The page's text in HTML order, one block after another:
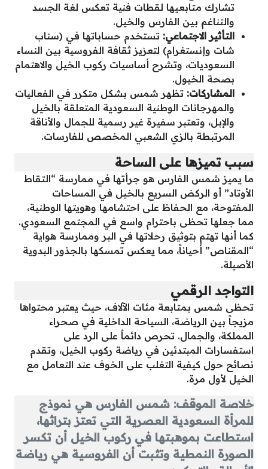
تشارك متابعيها لقطات فنية تعكس لغة الجسد
والتناغم بين الفارس والخيل.
التأثير الاجتماعي: تستخدم حساباتها في (سناب
شات وإنستغرام) لتعزيز ثقافة الفروسية بين النساء
السعوديات، وتشرح أساسيات ركوب الخيل والاهتمام
بصحة الخيول.
المشاركات: تظهر شمس بشكل متكرر في الفعاليات
والمهرجانات الوطنية السعودية المتعلقة بالخيل
والإبل، وتعتبر سفيرة غير رسمية للجمال والأناقة
المرتبطة بالزي الشعبي المخصص للفارسات.
سبب تميزها على الساحة
ما يميز شمس الفارس هو جرأتها في ممارسة “التقاط
الأوتاد” أو الركض السريع بالخيل في المساحات
المفتوحة، مع الحفاظ على احتشامها وهويتها الوطنية،
مما جعلها تحظى باحترام واسع في المجتمع السعودي.
كما أنها تهتم بتوثيق رحلاتها في البر وممارسة هواية
“المقناص” أحياناً، مما يعكس تمسكها بالجذور البدوية
الأصيلة.
التواجد الرقمي
تحظى شمس بمتابعة مئات الآلاف، حيث يعتبر محتواها
مزيجاً بين الرياضة، السياحة الداخلية في صحراء
المملكة، والجمال. تحرص دائماً على الرد على
استفسارات المبتدئين في رياضة ركوب الخيل، وتقدم
نصائح حول كيفية التغلب على الخوف عند التعامل مع
الخيل لأول مرة.
خلاصة الموقف: شمس الفارس هي نموذج
للمرأة السعودية العصرية التي تعتز بتراثها،
استطاعت بموهبتها في ركوب الخيل أن تكسر
الصورة النمطية وتثبت أن الفروسية هي رياضة